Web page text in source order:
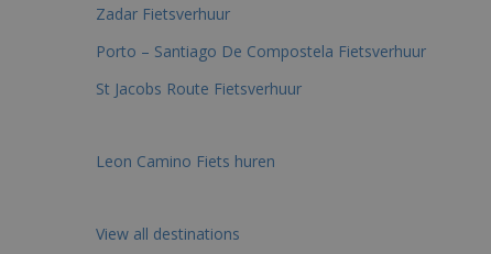
Zadar Fietsverhuur
Porto – Santiago De Compostela Fietsverhuur
St Jacobs Route Fietsverhuur
Leon Camino Fiets huren
View all destinations